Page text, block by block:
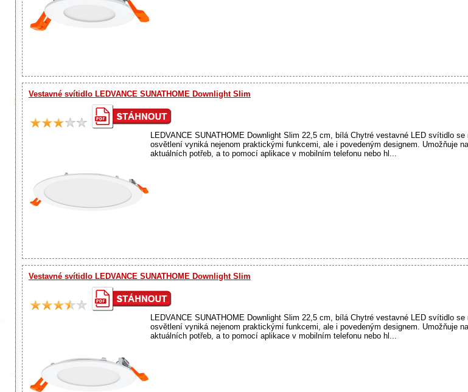
Vestavné svítidlo LEDVANCE SUNATHOME Downlight Slim
LEDVANCE SUNATHOME Downlight Slim 22,5 cm, bílá Chytré vestavné LED svítidlo
osvětlení vyniká nejenom praktickými funkcemi, ale i povedeným designem. Umožňuje
aktuálních potřeb, a to pomocí aplikace v mobilním telefonu nebo hl...
Vestavné svítidlo LEDVANCE SUNATHOME Downlight Slim
LEDVANCE SUNATHOME Downlight Slim 22,5 cm, bílá Chytré vestavné LED svítidlo
osvětlení vyniká nejenom praktickými funkcemi, ale i povedeným designem. Umožňuje
aktuálních potřeb, a to pomocí aplikace v mobilním telefonu nebo hl...